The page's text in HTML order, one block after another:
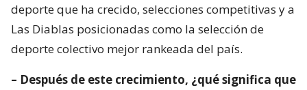
deporte que ha crecido, selecciones competitivas y a
Las Diablas posicionadas como la selección de
deporte colectivo mejor rankeada del país.
– Después de este crecimiento, ¿qué significa que